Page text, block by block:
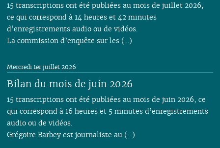
15 transcriptions ont été publiées au mois de juillet 2026,
ce qui correspond à 14 heures et 42 minutes
d’enregistrements audio ou de vidéos.
La commission d’enquête sur les (…)
Bilan du mois de juin 2026
Mercredi 1er juillet 2026
15 transcriptions ont été publiées au mois de juin 2026, ce
qui correspond à 16 heures et 5 minutes d’enregistrements
audio ou de vidéos.
Grégoire Barbey est journaliste au (…)